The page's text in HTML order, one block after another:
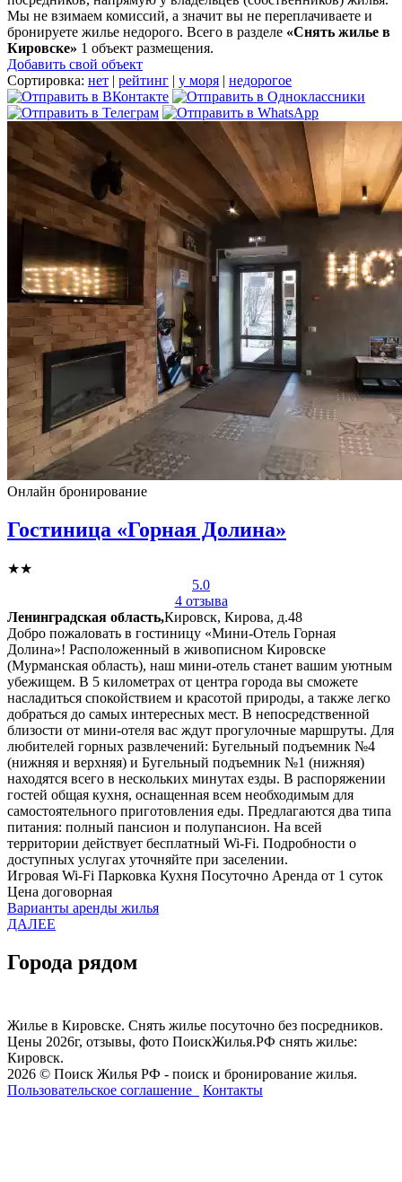
Мы не взимаем комиссий, а значит вы не переплачиваете и
бронируете жилье недорого. Всего в разделе «Снять жилье в
Кировске» 1 объект размещения.
Добавить свой объект
Сортировка: нет | рейтинг | у моря | недорогое
Онлайн бронирование
Гостиница «Горная Долина»
★★
5.0
4 отзыва
Ленинградская область,Кировск, Кирова, д.48
Добро пожаловать в гостиницу «Мини-Отель Горная
Долина»! Расположенный в живописном Кировске
(Мурманская область), наш мини-отель станет вашим уютным
убежищем. В 5 километрах от центра города вы сможете
насладиться спокойствием и красотой природы, а также легко
добраться до самых интересных мест. В непосредственной
близости от мини-отеля вас ждут прогулочные маршруты. Для
любителей горных развлечений: Бугельный подъемник №4
(нижняя и верхняя) и Бугельный подъемник №1 (нижняя)
находятся всего в нескольких минутах езды. В распоряжении
гостей общая кухня, оснащенная всем необходимым для
самостоятельного приготовления еды. Предлагаются два типа
питания: полный пансион и полупансион. На всей
территории действует бесплатный Wi-Fi. Подробности о
доступных услугах уточняйте при заселении.
Игровая Wi-Fi Парковка Кухня Посуточно Аренда от 1 суток
Цена договорная
Варианты аренды жилья
ДАЛЕЕ
Города рядом
Жилье в Кировске. Снять жилье посуточно без посредников.
Цены 2026г, отзывы, фото ПоискЖилья.РФ снять жилье:
Кировск.
2026 © Поиск Жилья РФ - поиск и бронирование жилья.
Пользовательское соглашение
Контакты